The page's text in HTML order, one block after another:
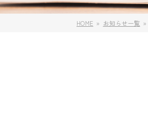
HOME お知らせ一覧